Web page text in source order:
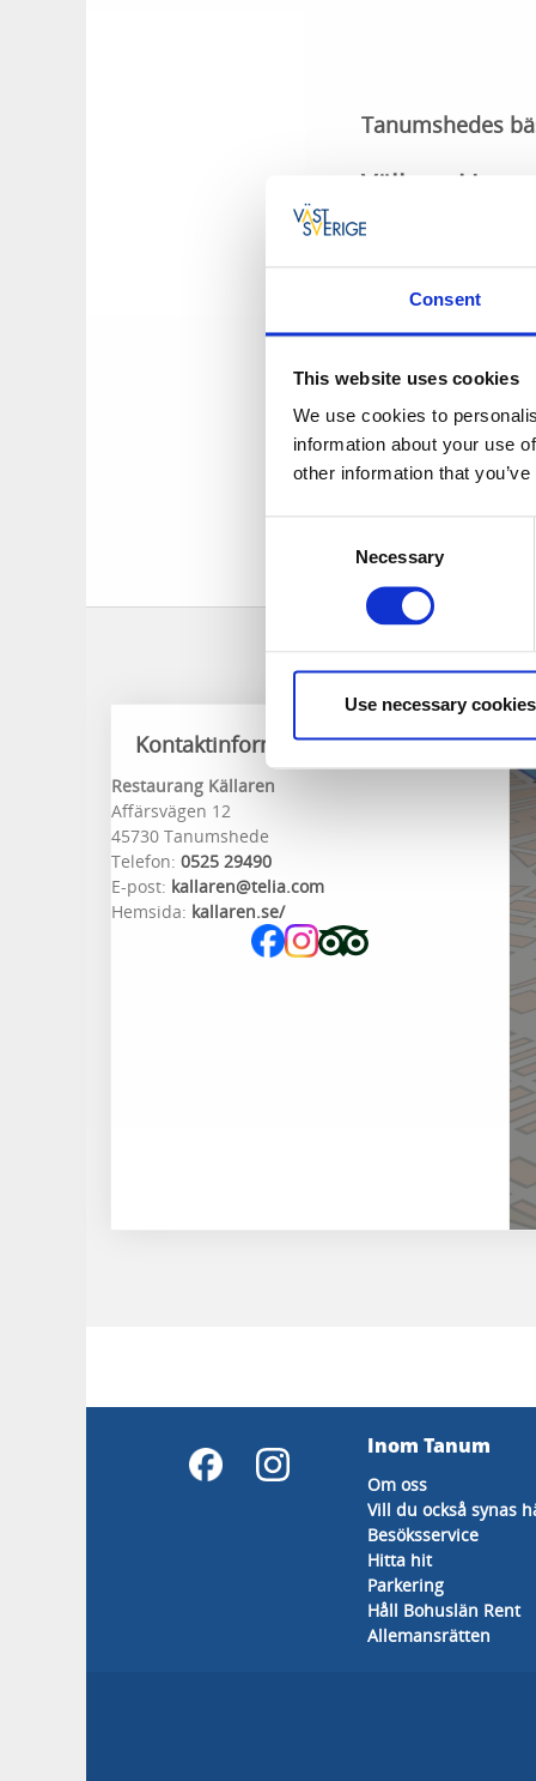
Consent
This website uses cookies
We use cookies to
information about your use
other information that
Necessary
Use necessary
Tanumshedes
Vällagad
mer än nöjd!
och avsluta med
Catering för
Oavsett om det är
bli nöjd med din
varför inte välja
Kontaktinformation
Restaurang Källaren
Affärsvägen 12
45730 Tanumshede
Telefon: 0525 29490
E-post: kallaren@telia.com
Hemsida: kallaren.se/
Inom Tanum
Om oss
Vill du också synas
Besöksservice
Hitta hit
Parkering
Håll Bohuslän Rent
Allemansrätten